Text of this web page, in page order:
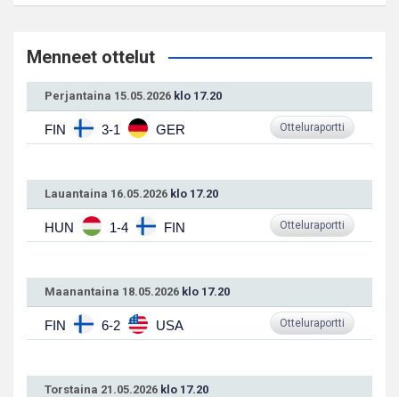
Menneet ottelut
Perjantaina 15.05.2026 klo 17.20
FIN 3-1 GER Otteluraportti
Lauantaina 16.05.2026 klo 17.20
HUN 1-4 FIN Otteluraportti
Maanantaina 18.05.2026 klo 17.20
FIN 6-2 USA Otteluraportti
Torstaina 21.05.2026 klo 17.20